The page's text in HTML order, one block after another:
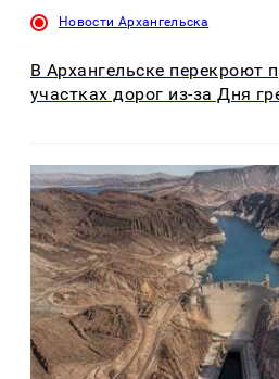
Новости Архангельска
В Архангельске перекроют
участках дорог из-за Дня